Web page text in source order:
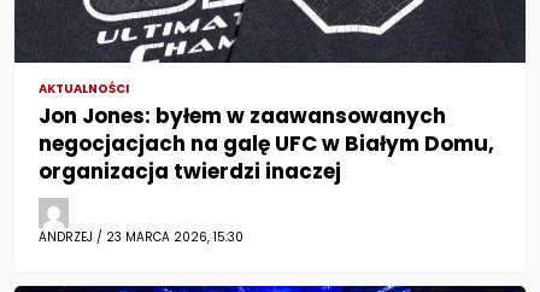
AKTUALNOŚCI
Jon Jones: byłem w zaawansowanych
negocjacjach na galę UFC w Białym Domu,
organizacja twierdzi inaczej
ANDRZEJ / 23 MARCA 2026, 15:30